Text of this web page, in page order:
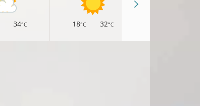
34°C 18°C 32°C